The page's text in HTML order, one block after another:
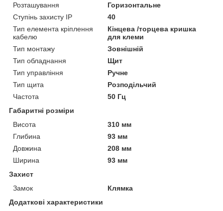
Розташування
Горизонтальне
Ступінь захисту IP
40
Тип елемента кріплення
кабелю
Кінцева /торцева кришка
для клеми
Тип монтажу
Зовнішній
Тип обладнання
Щит
Тип управління
Ручне
Тип щита
Розподільчий
Частота
50 Гц
Габаритні розміри
Висота
310 мм
Глибина
93 мм
Довжина
208 мм
Ширина
93 мм
Захист
Замок
Клямка
Додаткові характеристики